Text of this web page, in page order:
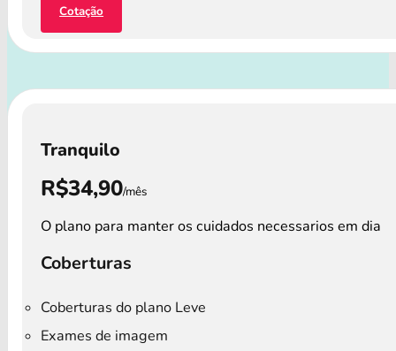
Cotação
Tranquilo
R$34,90/mês
O plano para manter os cuidados necessarios em dia
Coberturas
Coberturas do plano Leve
Exames de imagem